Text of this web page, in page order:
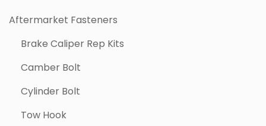
Aftermarket Fasteners
Brake Caliper Rep Kits
Camber Bolt
Cylinder Bolt
Tow Hook